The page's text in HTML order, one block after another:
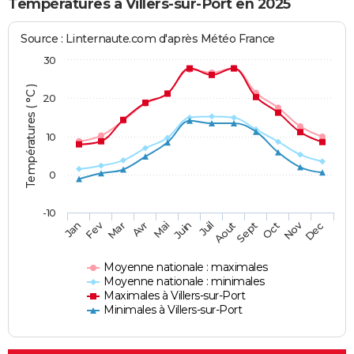
Températures à Villers-sur-Port en 2025
Températures ( °C )
Source : Linternaute.com d'après Météo France
Moyenne nationale : maximales
Moyenne nationale : minimales
Maximales à Villers-sur-Port
Minimales à Villers-sur-Port
JanFev Mar Avr MaiJuin JuilAoutSept OctNovDec
-10
0
10
20
30